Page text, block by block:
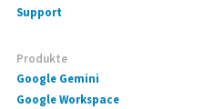
Support
Produkte
Google Gemini
Google Workspace